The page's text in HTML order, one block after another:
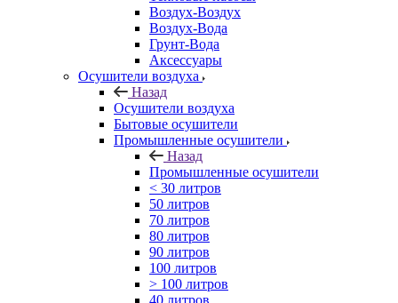
Воздух-Воздух
Воздух-Вода
Грунт-Вода
Аксессуары
Осушители воздуха
Назад
Осушители воздуха
Бытовые осушители
Промышленные осушители
Назад
Промышленные осушители
< 30 литров
50 литров
70 литров
80 литров
90 литров
100 литров
> 100 литров
40 литров